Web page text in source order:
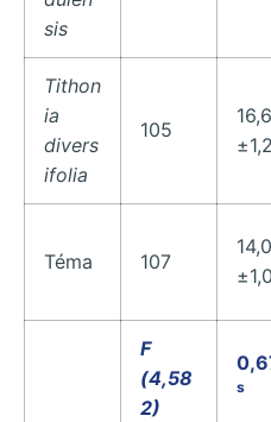
sis
Tithon
ia
divers
ifolia
105
Téma 107
F
(4,58
2)
s